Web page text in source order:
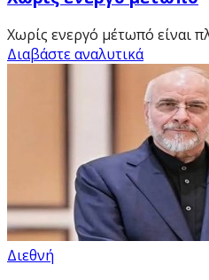
Χωρίς ενεργό μέτωπό είναι
Διαβάστε αναλυτικά
Διεθνή